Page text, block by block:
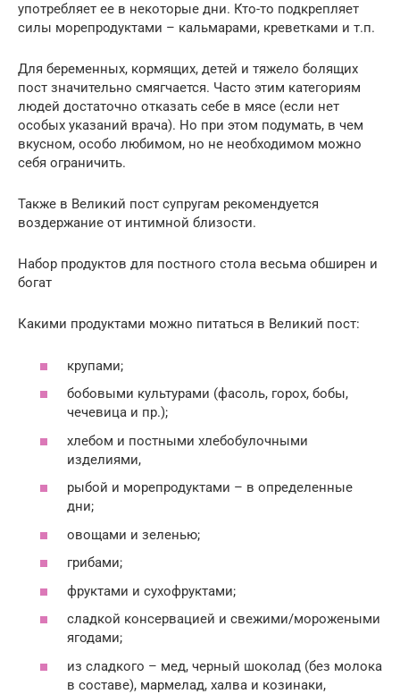
употребляет ее в некоторые дни. Кто-то подкрепляет
силы морепродуктами – кальмарами, креветками и т.п.
Для беременных, кормящих, детей и тяжело болящих
пост значительно смягчается. Часто этим категориям
людей достаточно отказать себе в мясе (если нет
особых указаний врача). Но при этом подумать, в чем
вкусном, особо любимом, но не необходимом можно
себя ограничить.
Также в Великий пост супругам рекомендуется
воздержание от интимной близости.
Набор продуктов для постного стола весьма обширен и
богат
Какими продуктами можно питаться в Великий пост:
крупами;
бобовыми культурами (фасоль, горох, бобы,
чечевица и пр.);
хлебом и постными хлебобулочными
изделиями,
рыбой и морепродуктами – в определенные
дни;
овощами и зеленью;
грибами;
фруктами и сухофруктами;
сладкой консервацией и свежими/морожеными
ягодами;
из сладкого – мед, черный шоколад (без молока
в составе), мармелад, халва и козинаки,